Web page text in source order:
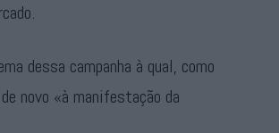
dessa campanha à qual, como
novo «à manifestação da